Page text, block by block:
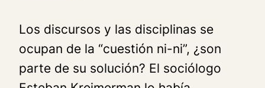
Los discursos y las disciplinas se
ocupan de la “cuestión ni-ni”, ¿son
parte de su solución? El sociólogo